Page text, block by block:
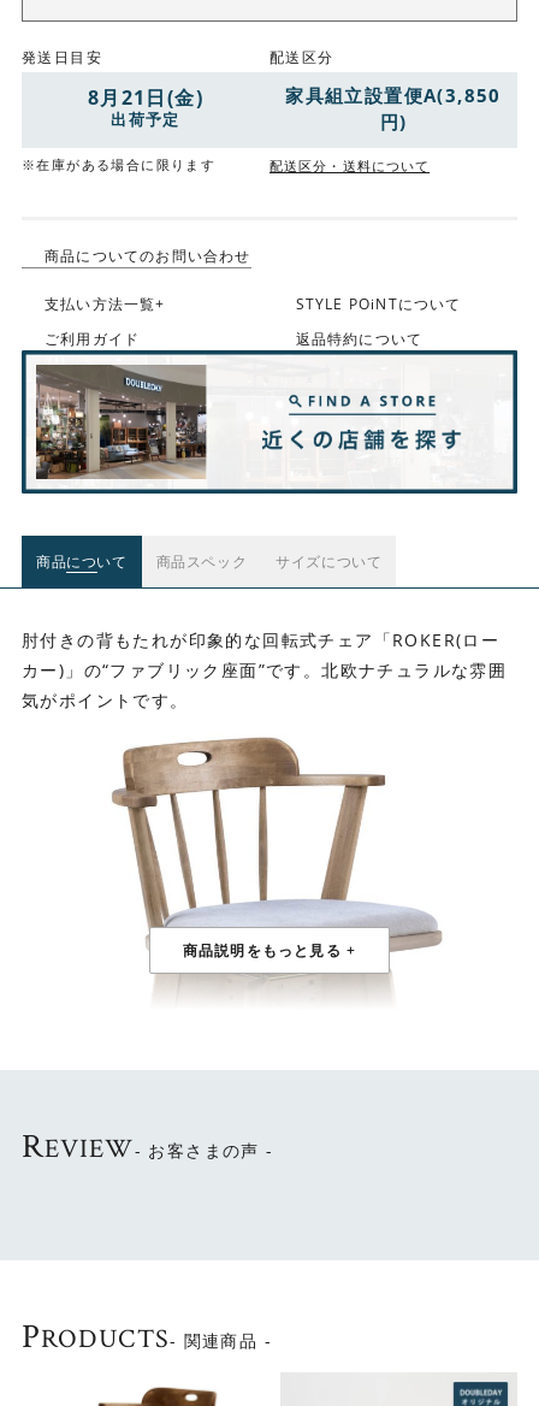
発送日目安
8月21日(金)
出荷予定
※在庫がある場合に限ります
配送区分
家具組立設置便A(3,850
円)
配送区分・送料について
商品についてのお問い合わせ
支払い方法一覧+
STYLE POiNTについて
ご利用ガイド
返品特約について
商品について 商品スペック サイズについて
肘付きの背もたれが印象的な回転式チェア「ROKER(ロー
カー)」の“ファブリック座面”です。北欧ナチュラルな雰囲
気がポイントです。
座面下に設置された回転盤により、座面から上が回転しま
立ち上がることができます。コンパクト空間でもストレス
REVIEW- お客さまの声 -
PRODUCTS- 関連商品 -